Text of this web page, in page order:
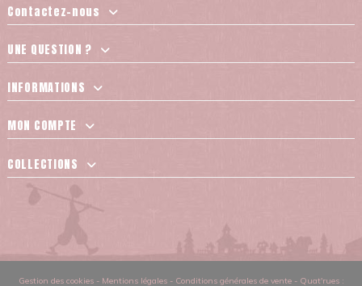
Contactez-nous
UNE QUESTION ?
INFORMATIONS
MON COMPTE
COLLECTIONS
Gestion des cookies- Mentions légales- Conditions générales de vente- Quat'rues :